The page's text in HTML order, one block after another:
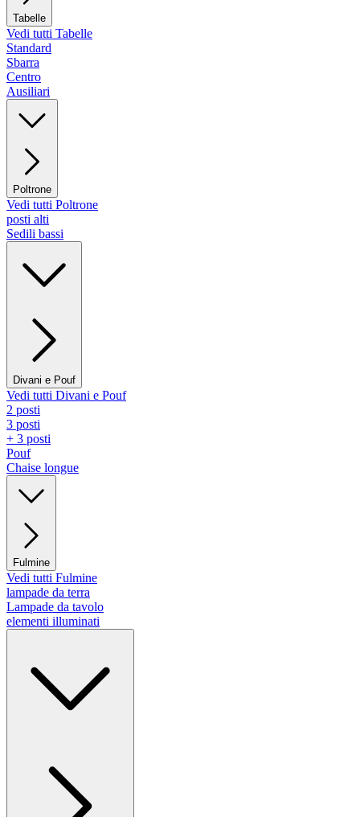
Tabelle
Vedi tutti Tabelle
Standard
Sbarra
Centro
Ausiliari
Poltrone
Vedi tutti Poltrone
posti alti
Sedili bassi
Divani e Pouf
Vedi tutti Divani e Pouf
2 posti
3 posti
+ 3 posti
Pouf
Chaise longue
Fulmine
Vedi tutti Fulmine
lampade da terra
Lampade da tavolo
elementi illuminati